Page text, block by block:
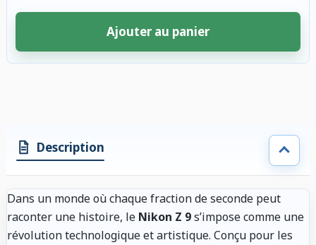
Ajouter au panier
Description
Dans un monde où chaque fraction de seconde peut
raconter une histoire, le Nikon Z 9s’impose comme une
révolution technologique et artistique. Conçu pour les